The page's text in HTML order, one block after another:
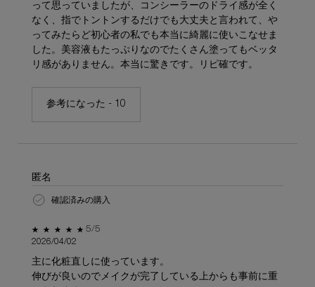
って思っていましたが、コンシーラーのドライ感が全く
なく、指でトントンするだけでも大丈夫と言われて、や
ってみたらど初心者の私でも本当に綺麗に使いこなせま
した。美容液もたっぷりなのでたくさん塗ってもベッタ
リ感がありません。本当に驚きです。リピ確です。
参考になった - 10
匿名
確認済みの購入
5星中5。
5/5
2026/04/02
主に化粧直しに使っています。
伸びが良いのでメイクが完了している上からも事前に重